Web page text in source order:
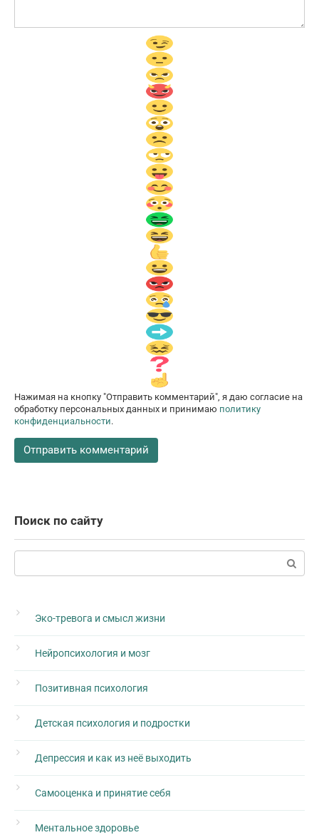
Нажимая на кнопку "Отправить комментарий", я даю согласие на
обработку персональных данных и принимаю политику
конфиденциальности.
Поиск по сайту
Эко-тревога и смысл жизни
Нейропсихология и мозг
Позитивная психология
Детская психология и подростки
Депрессия и как из неё выходить
Самооценка и принятие себя
Ментальное здоровье